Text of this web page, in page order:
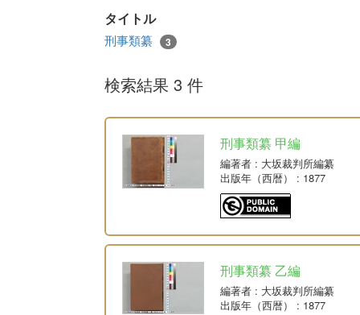
タイトル
刑事類纂 3
検索結果 3 件
刑事類纂 甲編
編著者 : 大坂裁判所編纂
出版年（西暦）
: 1877
刑事類纂 乙編
編著者 : 大坂裁判所編纂
出版年（西暦）
: 1877